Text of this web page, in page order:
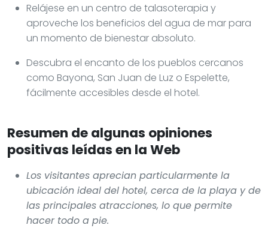
Relájese en un centro de talasoterapia y
aproveche los beneficios del agua de mar para
un momento de bienestar absoluto.
Descubra el encanto de los pueblos cercanos
como Bayona, San Juan de Luz o Espelette,
fácilmente accesibles desde el hotel.
Resumen de algunas opiniones
positivas leídas en la Web
Los visitantes aprecian particularmente la
ubicación ideal del hotel, cerca de la playa y de
las principales atracciones, lo que permite
hacer todo a pie.